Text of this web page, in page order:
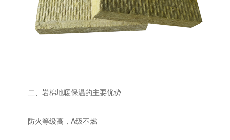
二、岩棉地暖保温的主要优势
防火等级高，A级不燃